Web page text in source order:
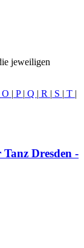
jeweiligen
O | P | Q | R | S | T |
Dresden -